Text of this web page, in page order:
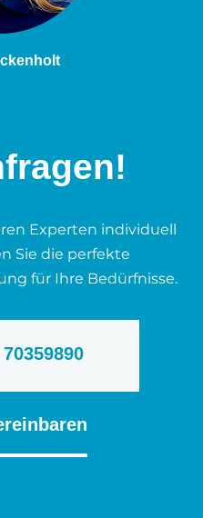
Experten individuell
Sie die perfekte
für Ihre Bedürfnisse.